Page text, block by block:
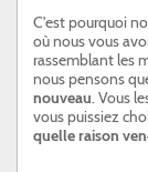
C'est pourquoi
où nous vous
rassemblant les
nous pensons
nouveau. Vous
vous puissiez
quelle raison